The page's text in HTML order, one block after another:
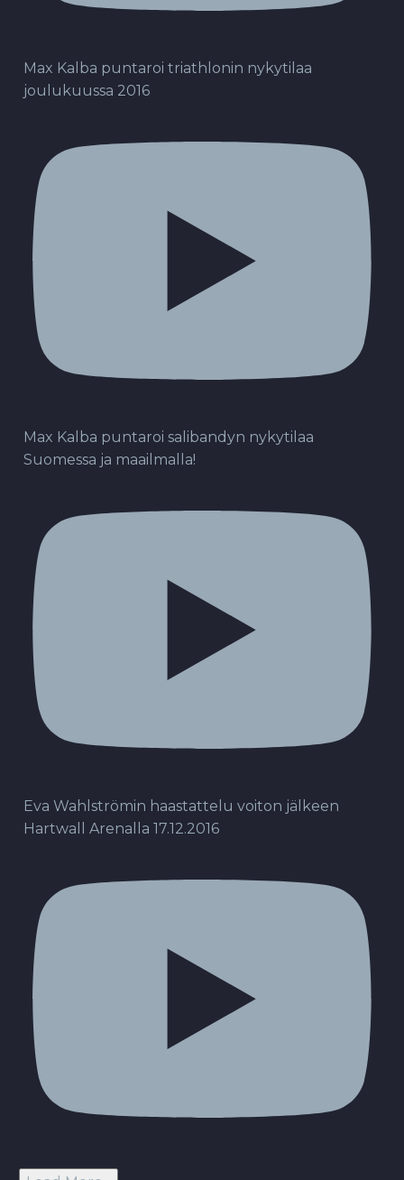
Max Kalba puntaroi triathlonin nykytilaa
joulukuussa 2016
Max Kalba puntaroi salibandyn nykytilaa
Suomessa ja maailmalla!
Eva Wahlströmin haastattelu voiton jälkeen
Hartwall Arenalla 17.12.2016